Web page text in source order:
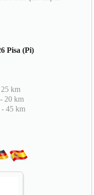
Pisa (Pi)
25 km
20 km
- 45 km